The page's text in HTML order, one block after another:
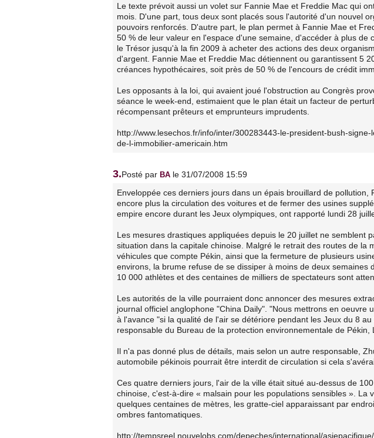
Le texte prévoit aussi un volet sur Fannie Mae et Freddie Mac qui
mois. D'une part, tous deux sont placés sous l'autorité d'un nouvel
pouvoirs renforcés. D'autre part, le plan permet à Fannie Mae et
50 % de leur valeur en l'espace d'une semaine, d'accéder à plus de
le Trésor jusqu'à la fin 2009 à acheter des actions des deux
d'argent. Fannie Mae et Freddie Mac détiennent ou garantissent 5
créances hypothécaires, soit près de 50 % de l'encours de crédit
Les opposants à la loi, qui avaient joué l'obstruction au Congrès
séance le week-end, estimaient que le plan était un facteur de
récompensant prêteurs et emprunteurs imprudents.
http://www.lesechos.fr/info/inter/300283443-le-president-bush-
de-l-immobilier-americain.htm
3.Posté par BA le 31/07/2008 15:59
Enveloppée ces derniers jours dans un épais brouillard de pollution,
encore plus la circulation des voitures et de fermer des usines
empire encore durant les Jeux olympiques, ont rapporté lundi 28
Les mesures drastiques appliquées depuis le 20 juillet ne semblent
situation dans la capitale chinoise. Malgré le retrait des routes de la
véhicules que compte Pékin, ainsi que la fermeture de plusieurs
environs, la brume refuse de se dissiper à moins de deux semaines
10 000 athlètes et des centaines de milliers de spectateurs sont
Les autorités de la ville pourraient donc annoncer des mesures
journal officiel anglophone "China Daily". "Nous mettrons en oeuvre
à l'avance "si la qualité de l'air se détériore pendant les Jeux du 8
responsable du Bureau de la protection environnementale de Pékin,
Il n'a pas donné plus de détails, mais selon un autre responsable,
automobile pékinois pourrait être interdit de circulation si cela
Ces quatre derniers jours, l'air de la ville était situé au-dessus de
chinoise, c'est-à-dire « malsain pour les populations sensibles ». La
quelques centaines de mètres, les gratte-ciel apparaissant par
ombres fantomatiques.
http://tempsreel.nouvelobs.com/depeches/international/